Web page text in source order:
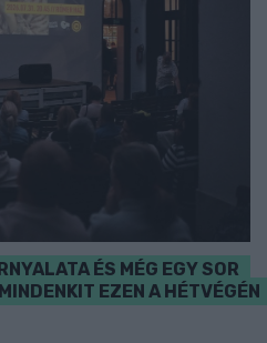
ÉS MÉG EGY SOR
EZEN A HÉTVÉGÉN